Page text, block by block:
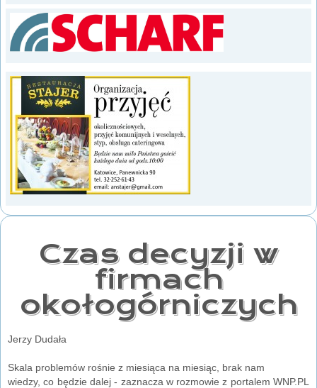
Czas decyzji w
firmach
okołogórniczych
Jerzy Dudała
Skala problemów rośnie z miesiąca na miesiąc, brak nam
wiedzy, co będzie dalej - zaznacza w rozmowie z portalem WNP.PL